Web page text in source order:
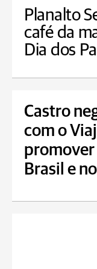
Planalto
café da
Dia dos
Castro
com o
Brasil e